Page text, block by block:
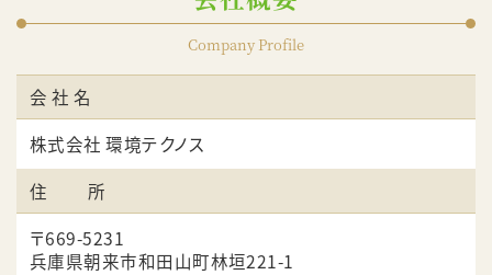
Company Profile
会 社 名
株式会社 環境テクノス
住 所
〒669-5231
兵庫県朝来市和田山町林垣221-1